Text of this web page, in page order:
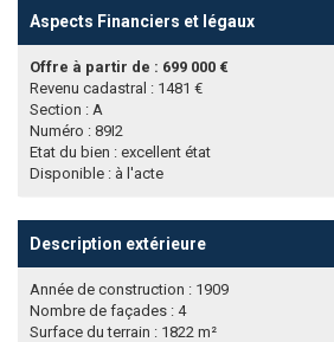
Aspects Financiers et légaux
Offre à partir de : 699 000 €
Revenu cadastral : 1481 €
Section : A
Numéro : 89I2
Etat du bien : excellent état
Disponible : à l'acte
Description extérieure
Année de construction : 1909
Nombre de façades : 4
Surface du terrain : 1822 m²